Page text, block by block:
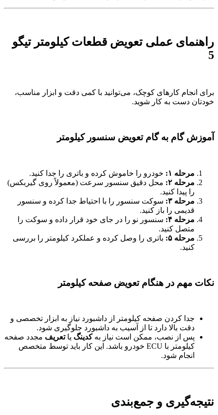
راهنمای عملی تعویض قطعات کیلومتر تیگو
5
برای انجام کارهای کوچک، می‌توانید با کمی دقت و ابزار مناسب،
خودتان دست به کار شوید.
آموزش گام به گام تعویض سنسور کیلومتر
مرحله ۱:
خودرو را خاموش کرده و باتری را جدا کنید.
مرحله ۲:
محل دقیق سنسور سرعت (معمولاً روی گیربکس)
را پیدا کنید.
مرحله ۳:
سوکت سنسور را با احتیاط جدا کرده و سنسور
قدیمی را باز کنید.
مرحله ۴:
سنسور نو را در جای خود قرار داده و سوکت را
متصل کنید.
مرحله ۵:
باتری را وصل کرده و عملکرد کیلومتر را بررسی
کنید.
نکات مهم در هنگام تعویض صفحه کیلومتر
جدا کردن صفحه کیلومتر از داشبورد نیاز به ابزار تخصصی و
دقت بالا دارد تا از آسیب به داشبورد جلوگیری شود.
پس از نصب، ممکن است نیاز بهکدینگ یاتعریف مجدد صفحه
کیلومتر با ECU خودرو باشد. این کار باید توسط متخصص
انجام شود.
نتیجه‌گیری و جمع‌بندی